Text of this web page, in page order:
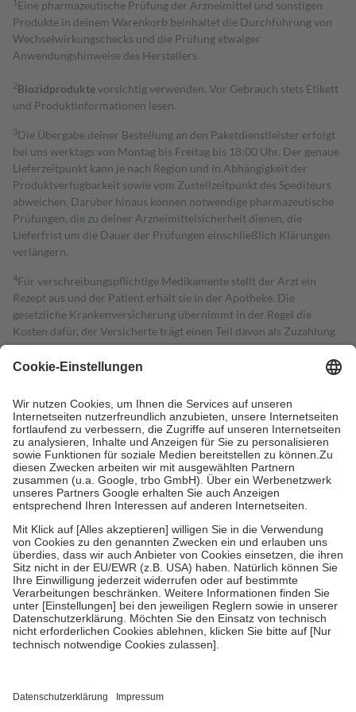
1 Eine pharmazeutische Prüfung der Arzneimittel und sonstigen
Produkte in deinem Warenkorb beinhaltet die Durchführung von
Wechselwirkungschecks und die Prüfung etwaiger
Anwendungshinweise des Herstellers.
2Biozidproduktevorsichtig verwenden. Vor Gebrauch stets Etikett
und Produktinformationen lesen.
3Die Übergabe deiner Bestellung an den Paketdienstleister erfolgt
bei uns werktags von Montag bis Freitag bis 18:00 Uhr. Der genaue
Lieferzeitpunkt kann je nach Region und in Abhängigkeit der
Produktverfügbarkeit sowie vom Zustellzeitpunkt des Spediteurs
abweichen. Darüber hinaus können notwendige pharmazeutische
Prüfungen, die zu deiner Arzneimittelsicherheit dienen, die
Lieferfrist um die Dauer der Prüfungen einschließlich Klärungen
verlängern.
4Für verschreibungspflichtige Medikamente stellt der Arzt ein
Rezept aus und der Patient erhält sie in der Apotheke. Die
gesetzliche Krankenversicherung übernimmt in der Regel die
Kosten dafür, der Versicherte trägt einen Teil davon als Zuzahlung
mit.
Grundsätzlich leisten Mitglieder Zuzahlungen in Höhe von zehn
höchstens zehn Euro.
Es sind jedoch nie mehr als die tatsächlichen
Kosten der Leistung zu entrichten.
Diese Regeln gelten grundsätzlich auch für Online-Apotheken.
Bei Heilmitteln und häuslicher Krankenpflege beträgt die
Zuzahlung zehn Prozent der Kosten sowie zehn Euro je
Verordnung.
Um das Engagement der Versicherten für ihre eigene Gesundheit zu
stärken und die besondere Stellung der Familie zu unterstützen,
fallenkeine Zuzahlungenan bei:
• Kindern und Jugendlichen bis zum vollendeten 18. Lebensjahr
mit Ausnahme der Fahrkosten
• Untersuchungen zur Vorsorge und Früherkennung, die von der
GKV getragen werden
• empfohlenen Schutzimpfungen
• Harn- und Blutteststreifen
getroffen, um sicherzustellen, dass es sich um echte Bewertungen